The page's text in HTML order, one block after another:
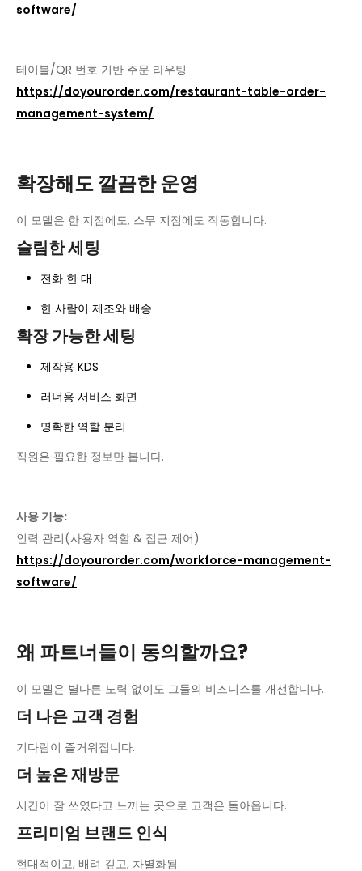
software/
테이블/QR 번호 기반 주문 라우팅
https://doyourorder.com/restaurant-table-order-
management-system/
확장해도 깔끔한 운영
이 모델은 한 지점에도, 스무 지점에도 작동합니다.
슬림한 세팅
전화 한 대
한 사람이 제조와 배송
확장 가능한 세팅
제작용 KDS
러너용 서비스 화면
명확한 역할 분리
직원은 필요한 정보만 봅니다.
사용 기능:
인력 관리(사용자 역할 & 접근 제어)
https://doyourorder.com/workforce-management-
software/
왜 파트너들이 동의할까요?
이 모델은 별다른 노력 없이도 그들의 비즈니스를 개선합니다.
더 나은 고객 경험
기다림이 즐거워집니다.
더 높은 재방문
시간이 잘 쓰였다고 느끼는 곳으로 고객은 돌아옵니다.
프리미엄 브랜드 인식
현대적이고, 배려 깊고, 차별화됨.